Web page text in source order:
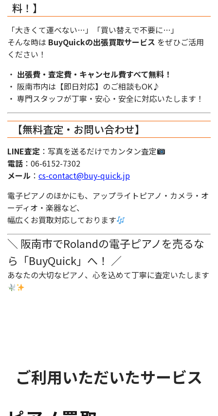
料！】
「大きくて運べない…」「買い替えで不要に…」
そんな時は BuyQuickの出張買取サービス をぜひご活用
ください！
・ 出張費・査定費・キャンセル費すべて無料！
・ 阪南市内は【即日対応】のご相談もOK♪
・ 専門スタッフが丁寧・安心・安全に対応いたします！
【無料査定・お問い合わせ】
LINE査定 ：写真を送るだけでカンタン査定
電話 ：06-6152-7302
メール ： cs-contact@buy-quick.jp
電子ピアノのほかにも、アップライトピアノ・カメラ・オ
ーディオ・楽器など、
幅広くお買取対応しております
＼ 阪南市でRolandの電子ピアノを売るな
ら「BuyQuick」へ！ ／
あなたの大切なピアノ、心を込めて丁寧に査定いたします
ご利用いただいたサービス